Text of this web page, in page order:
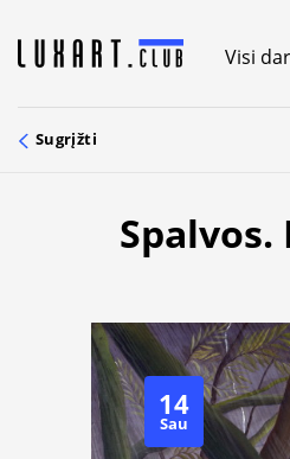
content
Visi
Sugrįžti
14
Sau